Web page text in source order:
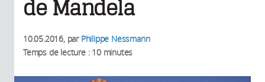
de Mandela
10.05.2016, par Philippe Nessmann
Temps de lecture : 10 minutes